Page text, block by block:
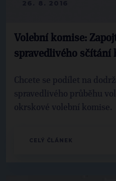
Volební komise:
spravedlivého sčítání
Chcete se podílet na
spravedlivého průběhu
okrskové volební komise.
CELÝ ČLÁNEK